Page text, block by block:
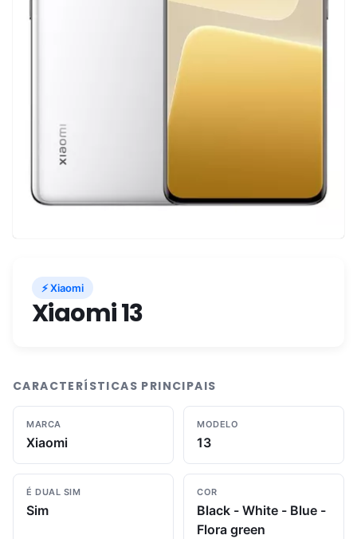
⚡ Xiaomi
Xiaomi 13
CARACTERÍSTICAS PRINCIPAIS
MARCA
Xiaomi
MODELO
13
É DUAL SIM
Sim
COR
Black - White - Blue -
Flora green